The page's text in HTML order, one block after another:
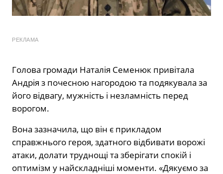
РЕКЛАМА
Голова громади Наталія Семенюк привітала
Андрія з почесною нагородою та подякувала за
його відвагу, мужність і незламність перед
ворогом.
Вона зазначила, що він є прикладом
справжнього героя, здатного відбивати ворожі
атаки, долати труднощі та зберігати спокій і
оптимізм у найскладніші моменти. «Дякуємо за